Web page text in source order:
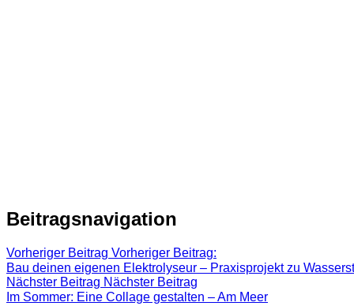
Beitragsnavigation
Vorheriger Beitrag Vorheriger Beitrag:
Bau deinen eigenen Elektrolyseur – Praxisprojekt zu
Nächster Beitrag Nächster Beitrag
Im Sommer: Eine Collage gestalten – Am Meer